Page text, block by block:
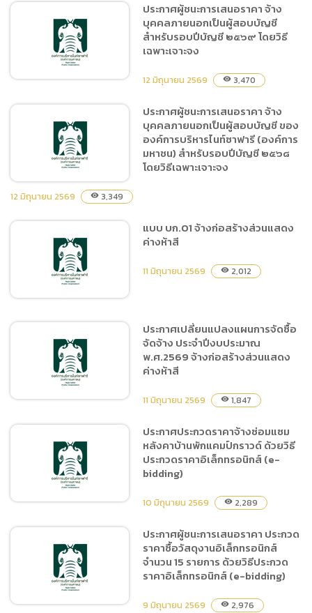
(ร่าง) ประกาศประกวดราคา
จ้างก่อสร้างส่วนแสดงค่างห้า
สี ด้วยวิธีประกวดราคา
อิเล็กทรอนิกส์ (e-bidding)
ประกาศผู้ชนะการเสนอราคา
จ้างบุคคลภายนอกเป็นผู้สอบ
บัญชี สำหรับรอบปีบัญชี
๒๕๖๙ โดยวิธีเฉพาะเจาะจง
ประกาศผู้ชนะการเสนอราคา จ้าง
บุคคลภายนอกเป็นผู้สอบบัญชี
สำหรับรอบปีบัญชี ๒๕๖๙ โดยวิธี
เฉพาะเจาะจง
12 มิถุนายน 2569 visibility 3,470
จ้างบุคคลภายนอกเป็นผู้สอบ
บัญชี ขององค์การบริหารไนท์
ซาฟารี (องค์การมหาชน)
สำหรับรอบปีบัญชี ๒๕๖๘ โดย
ประกาศผู้ชนะการเสนอราคา จ้าง
บุคคลภายนอกเป็นผู้สอบบัญชี ของ
องค์การบริหารไนท์ซาฟารี (องค์การ
มหาชน) สำหรับรอบปีบัญชี ๒๕๖๘
โดยวิธีเฉพาะเจาะจง
12 มิถุนายน 2569 visibility 3,349
แบบ บก.01 จ้างก่อสร้างส่วน
แสดงค่างห้าสี
แบบ บก.01 จ้างก่อสร้างส่วนแสดง
ค่างห้าสี
11 มิถุนายน 2569 visibility 2,012
ประกาศเปลี่ยนแปลงแผนการ
จัดซื้อจัดจ้าง ประจำ
ปีงบประมาณ พ.ศ.2569 จ้าง
ก่อสร้างส่วนแสดงค่างห้าสี
ประกาศเปลี่ยนแปลงแผนการจัดซื้อ
จัดจ้าง ประจำปีงบประมาณ
พ.ศ.2569 จ้างก่อสร้างส่วนแสดง
ค่างห้าสี
11 มิถุนายน 2569 visibility 1,847
ประกาศประกวดราคาจ้าง
ซ่อมแซมหลังคาบ้านพักแคมป์
กราวด์ ด้วยวิธีประกวดราคา
อิเล็กทรอนิกส์ (e-bidding)
ประกาศประกวดราคาจ้างซ่อมแซม
หลังคาบ้านพักแคมป์กราวด์ ด้วยวิธี
ประกวดราคาอิเล็กทรอนิกส์ (e-
bidding)
10 มิถุนายน 2569 visibility 2,289
ประกาศผู้ชนะการเสนอราคา ประกวด
ราคาซื้อวัสดุงานอิเล็กทรอนิกส์
จำนวน 15 รายการ ด้วยวิธีประกวด
ราคาอิเล็กทรอนิกส์ (e-bidding)
9 มิถุนายน 2569 visibility 2,976